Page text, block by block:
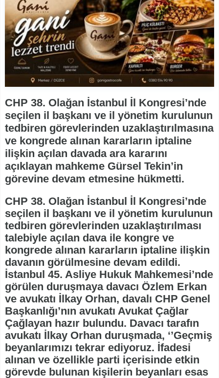
CHP 38. Olağan İstanbul İl Kongresi’nde
seçilen il başkanı ve il yönetim kurulunun
tedbiren görevlerinden uzaklaştırılmasına
ve kongrede alınan kararların iptaline
ilişkin açılan davada ara kararını
açıklayan mahkeme Gürsel Tekin’in
görevine devam etmesine hükmetti.
CHP 38. Olağan İstanbul İl Kongresi’nde
seçilen il başkanı ve il yönetim kurulunun
tedbiren görevlerinden uzaklaştırılması
talebiyle açılan dava ile kongre ve
kongrede alınan kararların iptaline ilişkin
davanın görülmesine devam edildi.
İstanbul 45. Asliye Hukuk Mahkemesi’nde
görülen duruşmaya davacı Özlem Erkan
ve avukatı İlkay Orhan, davalı CHP Genel
Başkanlığı’nın avukatı Avukat Çağlar
Çağlayan hazır bulundu. Davacı tarafın
avukatı İlkay Orhan duruşmada, ‘’Geçmiş
beyanlarımızı tekrar ediyoruz. İfadesi
alınan ve özellikle parti içerisinde etkin
görevde bulunan kişilerin beyanları esas